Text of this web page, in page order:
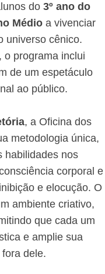
do 3º ano do
Médio a vivenciar
universo cênico.
o programa inclui
de um espetáculo
ao público.
, a Oficina dos
metodologia única,
habilidades nos
corporal e
e elocução. O
ambiente criativo,
que cada um
e amplie sua
dele.